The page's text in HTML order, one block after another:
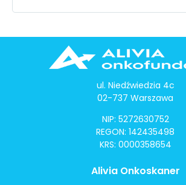
ul. Niedźwiedzia 4c
02-737 Warszawa
NIP: 5272630752
REGON: 142435498
KRS: 0000358654
Alivia Onkoskaner